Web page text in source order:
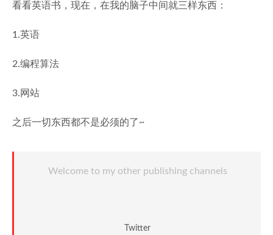
看看英语书，现在，在我的脑子中间就三样东西：
1.英语
2.编程算法
3.网站
之后一切东西都不是必须的了~
Welcome to my other publishing channels
Twitter